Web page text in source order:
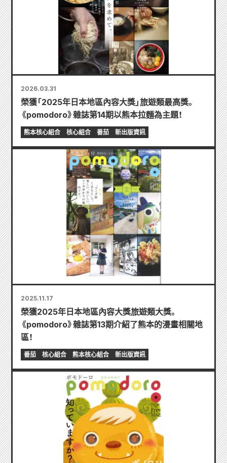
2026.03.31
榮獲「2025年日本地區內容大獎」旅遊類最高獎。
《pomodoro》雜誌第14期以熊本拉麵為主題！
熊本核心組合 核心組合 番茄 新出版資訊
2025.11.17
榮獲2025年日本地區內容大獎旅遊類大獎。
《pomodoro》雜誌第13期介紹了熊本的漫畫相關地
區！
番茄 核心組合 熊本核心組合 新出版資訊